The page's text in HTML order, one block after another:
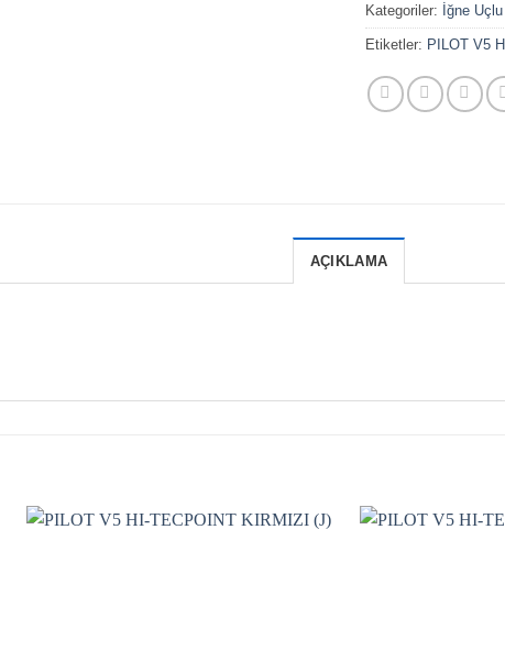
Kategoriler: İğne
Etiketler: PILOT V5
AÇIKLAMA